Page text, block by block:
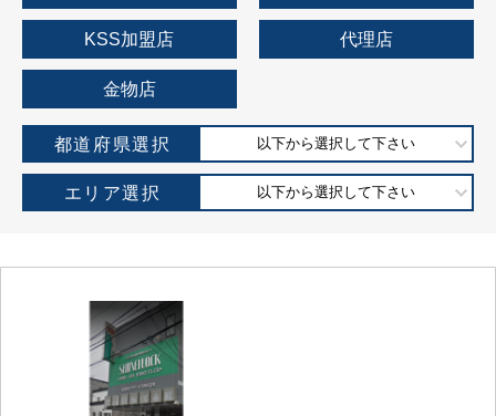
KSS加盟店 代理店
金物店
都道府県選択 以下から選択して下さい
エリア選択 以下から選択して下さい